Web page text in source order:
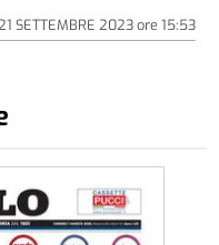
SETTEMBRE 2023ore 15:53